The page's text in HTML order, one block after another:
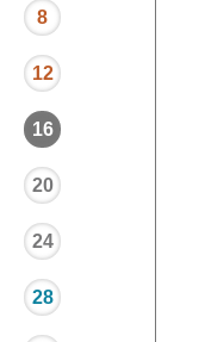
8
12
16
20
24
28